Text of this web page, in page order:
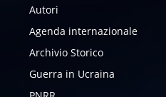
Autori
Agenda internazionale
Archivio Storico
Guerra in Ucraina